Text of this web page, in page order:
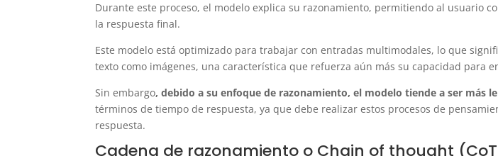
Durante este proceso, el modelo explica su razonamiento, permitiendo al usuario
la respuesta final.
Este modelo está optimizado para trabajar con entradas multimodales, lo que
texto como imágenes, una característica que refuerza aún más su capacidad para
Sin embargo, debido a su enfoque de razonamiento, el modelo tiende a ser más
términos de tiempo de respuesta, ya que debe realizar estos procesos de
respuesta.
Cadena de razonamiento o Chain of thought